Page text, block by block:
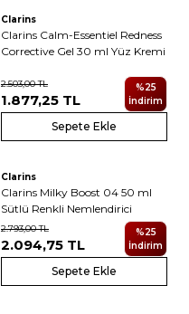
Clarins
Clarins Calm-Essentiel Redness
Corrective Gel 30 ml Yüz Kremi
2.503,00TL
1.877,25 TL
%25
İndirim
Sepete Ekle
4
Clarins
Clarins Milky Boost 04 50 ml
Sütlü Renkli Nemlendirici
2.793,00TL
2.094,75 TL
%25
İndirim
Sepete Ekle
4